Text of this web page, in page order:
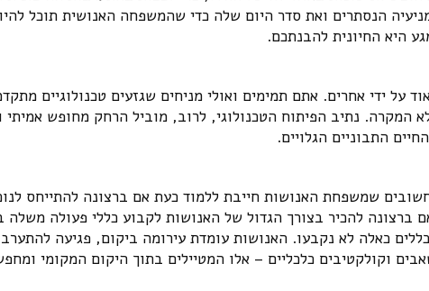
הנסתרים ואת סדר היום שלה כדי שהמשפחה האנושית תוכל
היא החיונית להבנתכם.
על ידי אחרים. אתם תמימים ואולי מניחים שגזעים טכנולוגיים
המקרה. נתיב הפיתוח הטכנולוגי, לרוב, מוביל הרחק מחופש
התבוניים הגלויים.
שמשפחת האנושות חייבת ללמוד כעת אם ברצונה להתייחס
ברצונה להכיר בצורך הגדול של האנושות לקבוע כללי פעולה משלה
כאלה לא נקבעו. האנושות עומדת עירומה ביקום, פגיעה
וקולקטיבים כלכליים – אלו המטיילים בתוך היקום המקומי